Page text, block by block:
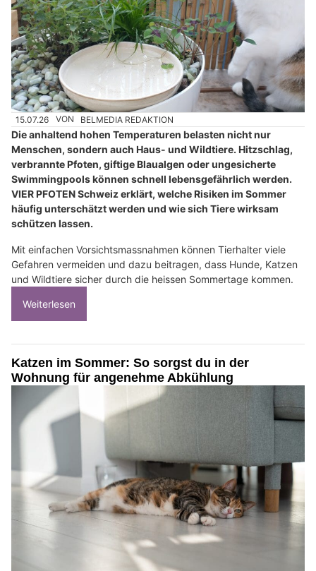
15.07.26 VON BELMEDIA REDAKTION
Die anhaltend hohen Temperaturen belasten nicht nur
Menschen, sondern auch Haus- und Wildtiere. Hitzschlag,
verbrannte Pfoten, giftige Blaualgen oder ungesicherte
Swimmingpools können schnell lebensgefährlich werden.
VIER PFOTEN Schweiz erklärt, welche Risiken im Sommer
häufig unterschätzt werden und wie sich Tiere wirksam
schützen lassen.
Mit einfachen Vorsichtsmassnahmen können Tierhalter viele
Gefahren vermeiden und dazu beitragen, dass Hunde, Katzen
und Wildtiere sicher durch die heissen Sommertage kommen.
Weiterlesen
Katzen im Sommer: So sorgst du in der
Wohnung für angenehme Abkühlung